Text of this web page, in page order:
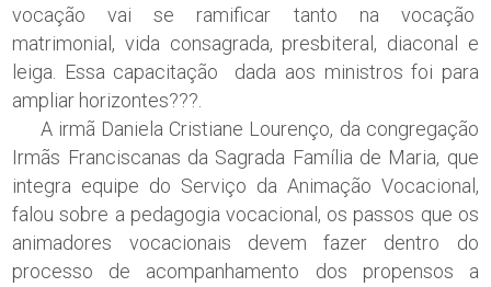
vocação vai se ramificar tanto na vocação
matrimonial, vida consagrada, presbiteral, diaconal e
leiga. Essa capacitação dada aos ministros foi para
ampliar horizontes???.
A irmã Daniela Cristiane Lourenço, da congregação
Irmãs Franciscanas da Sagrada Família de Maria, que
integra equipe do Serviço da Animação Vocacional,
falou sobre a pedagogia vocacional, os passos que os
animadores vocacionais devem fazer dentro do
processo de acompanhamento dos propensos a